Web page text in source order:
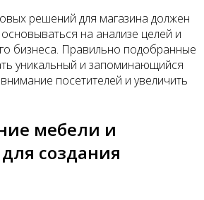
решений для магазина должен
на анализе целей и
бизнеса. Правильно подобранные
уникальный и запоминающийся
посетителей и увеличить
мебели и
создания